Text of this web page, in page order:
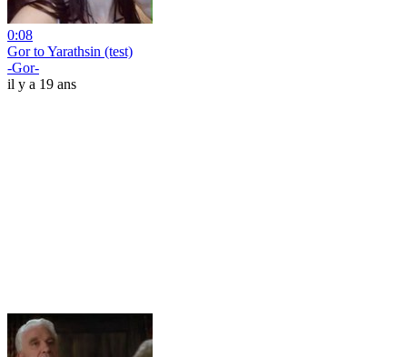
0:08
Gor to Yarathsin (test)
-Gor-
il y a 19 ans